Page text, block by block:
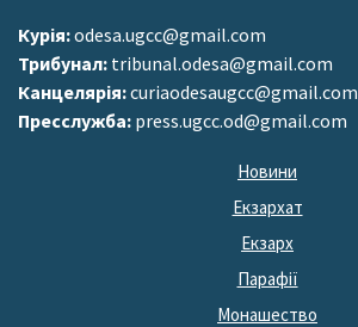
Курія:odesa.ugcc@gmail.com
Трибунал: tribunal.odesa@gmail.com
Канцелярія:curiaodesaugcc@gmail.com
Пресслужба: press.ugcc.od@gmail.com
Новини
Екзархат
Екзарх
Парафії
Монашество